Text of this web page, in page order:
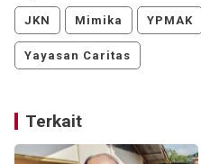
JKN Mimika YPMAK
Yayasan Caritas
Terkait